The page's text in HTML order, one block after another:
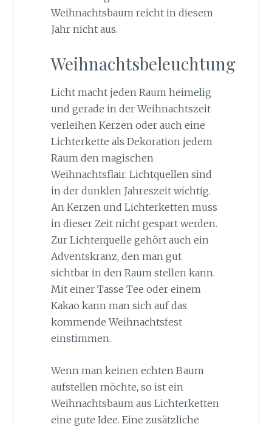
Weihnachtsbaum reicht in diesem
Jahr nicht aus.
Weihnachtsbeleuchtung
Licht macht jeden Raum heimelig
und gerade in der Weihnachtszeit
verleihen Kerzen oder auch eine
Lichterkette als Dekoration jedem
Raum den magischen
Weihnachtsflair. Lichtquellen sind
in der dunklen Jahreszeit wichtig.
An Kerzen und Lichterketten muss
in dieser Zeit nicht gespart werden.
Zur Lichterquelle gehört auch ein
Adventskranz, den man gut
sichtbar in den Raum stellen kann.
Mit einer Tasse Tee oder einem
Kakao kann man sich auf das
kommende Weihnachtsfest
einstimmen.
Wenn man keinen echten Baum
aufstellen möchte, so ist ein
Weihnachtsbaum aus Lichterketten
eine gute Idee. Eine zusätzliche